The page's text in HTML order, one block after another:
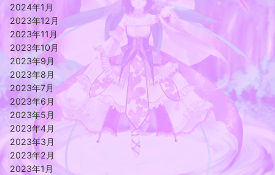
2024年1月
2023年12月
2023年11月
2023年10月
2023年9月
2023年8月
2023年7月
2023年6月
2023年5月
2023年4月
2023年3月
2023年2月
2023年1月